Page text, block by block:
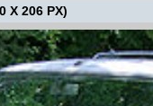
X 206 PX)